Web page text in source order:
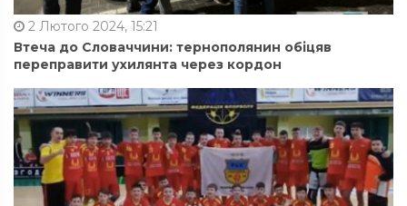
2 Лютого 2024, 15:21
Втеча до Словаччини: тернополянин обіцяв
переправити ухилянта через кордон